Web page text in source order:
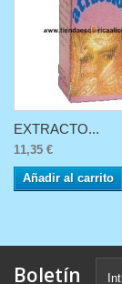
EXTRACTO...
11,35 €
Añadir al carrito
Boletín